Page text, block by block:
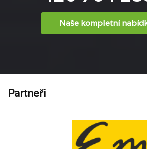
Naše kompletní
Partneři